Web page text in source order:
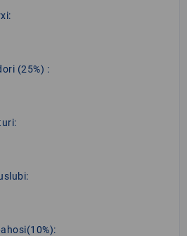
(25%) :